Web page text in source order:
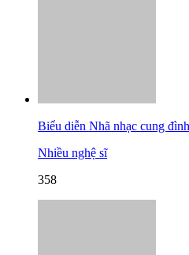
Biểu diễn Nhã nhạc cung
Nhiều nghệ sĩ
358